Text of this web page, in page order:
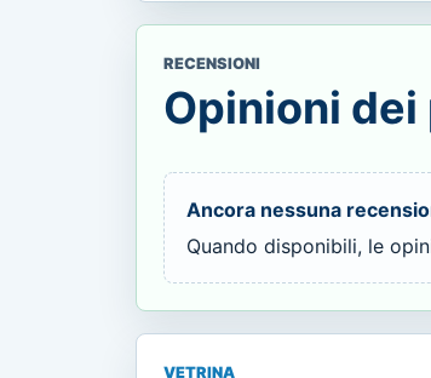
RECENSIONI
Opinioni
Ancora nessuna
Quando disponibili, le
VETRINA